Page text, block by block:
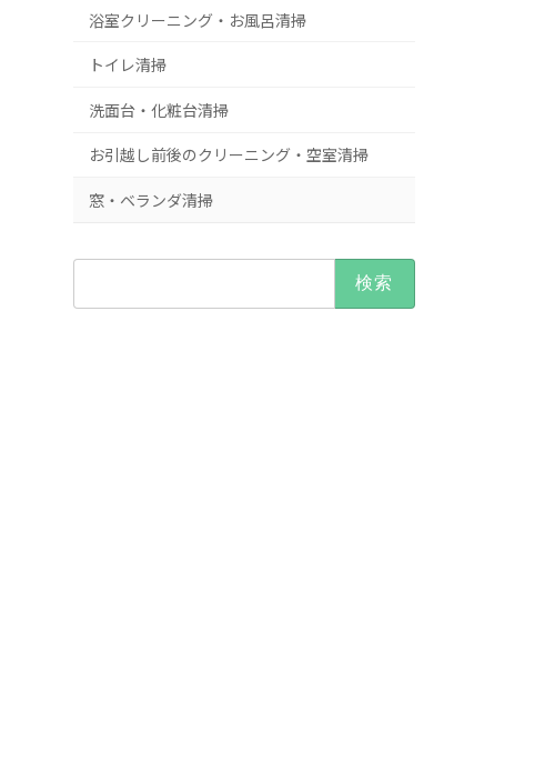
浴室クリーニング・お風呂清掃
トイレ清掃
洗面台・化粧台清掃
お引越し前後のクリーニング・空室清掃
窓・ベランダ清掃